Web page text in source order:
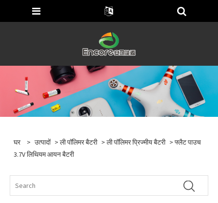
घर > उत्पादों >ली पॉलिमर बैटरी >ली पॉलिमर प्रिज्मीय बैटरी > फ्लैट पाउच
3.7V लिथियम आयन बैटरी